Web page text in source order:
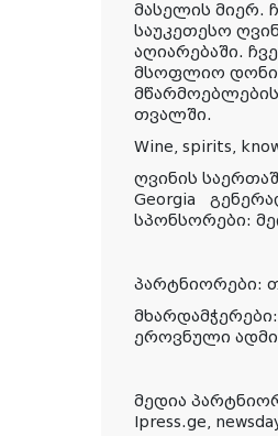
მასელის მიერ.
საუკეთესო
აღიარებაში.
მსოფლიო
თვალში.
Wine, spirits,
ღვინის
Georgia
სპონსორები:
პარტნიორები:
ეროვნული
მედია
Ipress.ge,